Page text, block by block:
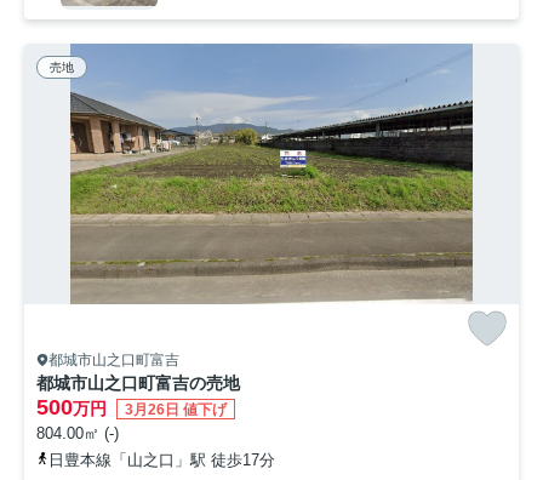
売地
都城市山之口町富吉
都城市山之口町富吉の売地
500万円 3月26日 値下げ
804.00㎡ (-)
日豊本線「山之口」駅 徒歩17分